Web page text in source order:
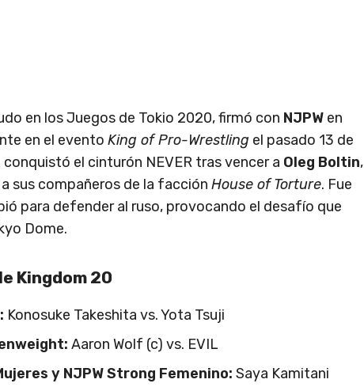
en los Juegos de Tokio 2020, firmó con NJPW en
en el evento King of Pro-Wrestling el pasado 13 de
el cinturón NEVER tras vencer a Oleg Boltin,
sus compañeros de la facción House of Torture. Fue
para defender al ruso, provocando el desafío que
Dome.
Kingdom 20
Konosuke Takeshita vs. Yota Tsuji
Aaron Wolf (c) vs. EVIL
y NJPW Strong Femenino: Saya Kamitani